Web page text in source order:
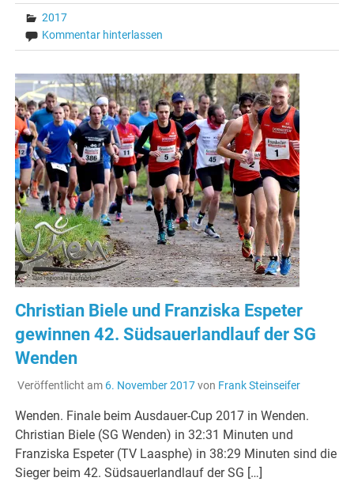
2017
Kommentar hinterlassen
Christian Biele und Franziska Espeter
gewinnen 42. Südsauerlandlauf der SG
Wenden
Veröffentlicht am 6. November 2017von Frank Steinseifer
Wenden. Finale beim Ausdauer-Cup 2017 in Wenden.
Christian Biele (SG Wenden) in 32:31 Minuten und
Franziska Espeter (TV Laasphe) in 38:29 Minuten sind die
Sieger beim 42. Südsauerlandlauf der SG […]